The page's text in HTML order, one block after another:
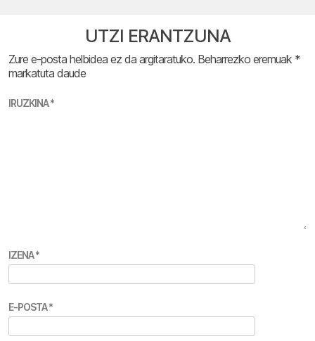
UTZI ERANTZUNA
Zure e-posta helbidea ez da argitaratuko. Beharrezko eremuak *
markatuta daude
IRUZKINA*
IZENA*
E-POSTA*